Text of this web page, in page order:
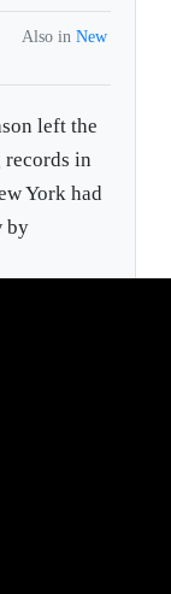
Also in New
left the
records in
York had
by